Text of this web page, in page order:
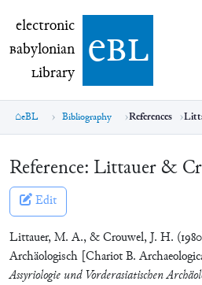
electronic Babylonian Library
electronic
Babylonian
Library ebl
eBL Bibliography References
Reference: Littauer &
Edit
Littauer, M. A., & Crouwel, J. H.
Archäologisch [Chariot B.
Assyriologie und Vorderasiatischen